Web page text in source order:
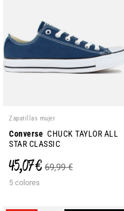
Zapatillas mujer
Converse CHUCK TAYLOR ALL
STAR CLASSIC
45,07 € 69,99 €
5 colores